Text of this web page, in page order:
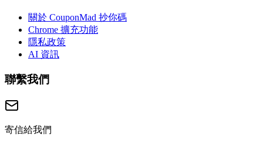
關於 CouponMad 抄你碼
Chrome 擴充功能
隱私政策
AI 資訊
聯繫我們
寄信給我們